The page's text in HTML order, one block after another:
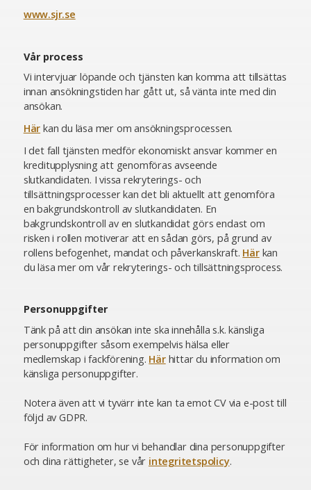
www.sjr.se
Vår process
Vi intervjuar löpande och tjänsten kan komma att tillsättas
innan ansökningstiden har gått ut, så vänta inte med din
ansökan.
Här kan du läsa mer om ansökningsprocessen.
I det fall tjänsten medför ekonomiskt ansvar kommer en
kreditupplysning att genomföras avseende
slutkandidaten. I vissa rekryterings- och
tillsättningsprocesser kan det bli aktuellt att genomföra
en bakgrundskontroll av slutkandidaten. En
bakgrundskontroll av en slutkandidat görs endast om
risken i rollen motiverar att en sådan görs, på grund av
rollens befogenhet, mandat och påverkanskraft. Härkan
du läsa mer om vår rekryterings- och tillsättningsprocess.
Personuppgifter
Tänk på att din ansökan inte ska innehålla s.k. känsliga
personuppgifter såsom exempelvis hälsa eller
medlemskap i fackförening. Härhittar du information om
känsliga personuppgifter.
Notera även att vi tyvärr inte kan ta emot CV via e-post till
följd av GDPR.
För information om hur vi behandlar dina personuppgifter
och dina rättigheter, se vår integritetspolicy.